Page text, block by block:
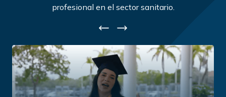
profesional en el sector sanitario.